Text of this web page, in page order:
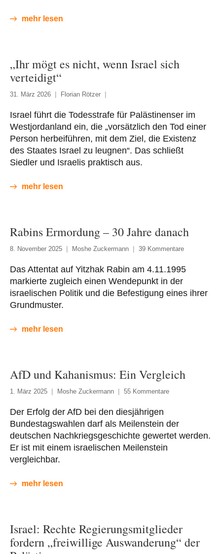
mehr lesen
„Ihr mögt es nicht, wenn Israel sich
verteidigt“
31. März 2026 Florian Rötzer
Israel führt die Todesstrafe für Palästinenser im
Westjordanland ein, die „vorsätzlich den Tod einer
Person herbeiführen, mit dem Ziel, die Existenz
des Staates Israel zu leugnen“. Das schließt
Siedler und Israelis praktisch aus.
mehr lesen
Rabins Ermordung – 30 Jahre danach
8. November 2025 Moshe Zuckermann 39 Kommentare
Das Attentat auf Yitzhak Rabin am 4.11.1995
markierte zugleich einen Wendepunkt in der
israelischen Politik und die Befestigung eines ihrer
Grundmuster.
mehr lesen
AfD und Kahanismus: Ein Vergleich
1. März 2025 Moshe Zuckermann 55 Kommentare
Der Erfolg der AfD bei den diesjährigen
Bundestagswahlen darf als Meilenstein der
deutschen Nachkriegsgeschichte gewertet werden.
Er ist mit einem israelischen Meilenstein
vergleichbar.
mehr lesen
Israel: Rechte Regierungsmitglieder
fordern „freiwillige Auswanderung“ der